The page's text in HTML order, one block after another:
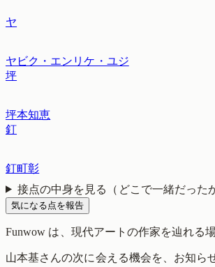
ヤ
ヤビク・エンリケ・ユジ
坪
坪本知恵
釘
釘町彰
接点の中身を見る（どこで一緒だった
気になる点を報告
Funwow は、現代アートの作家を辿れる場
山本基さんの次に会える機会を、お知ら